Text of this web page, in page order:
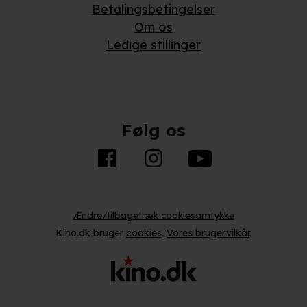
Betalingsbetingelser
Om os
Ledige stillinger
Følg os
Ændre/tilbagetræk cookiesamtykke
Kino.dk bruger cookies. Vores brugervilkår.